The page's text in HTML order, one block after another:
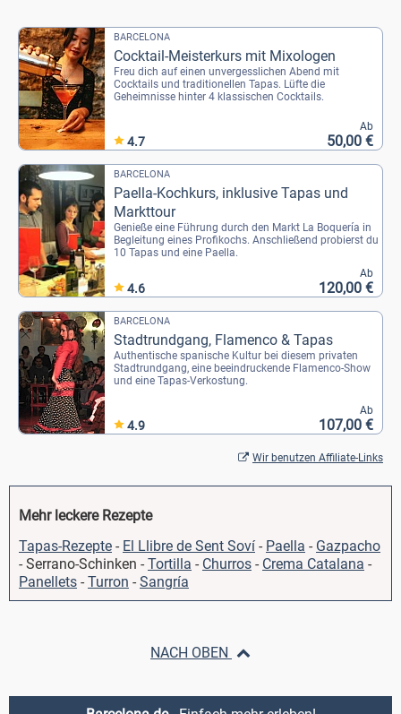
BARCELONA
Cocktail-Meisterkurs mit Mixologen
Freu dich auf einen unvergesslichen Abend mit
Cocktails und traditionellen Tapas. Lüfte die
Geheimnisse hinter 4 klassischen Cocktails.
4.7
Ab
50,00 €
BARCELONA
Paella-Kochkurs, inklusive Tapas und
Markttour
Genieße eine Führung durch den Markt La Boquería in
Begleitung eines Profikochs. Anschließend probierst du
10 Tapas und eine Paella.
4.6
Ab
120,00 €
BARCELONA
Stadtrundgang, Flamenco & Tapas
Authentische spanische Kultur bei diesem privaten
Stadtrundgang, eine beeindruckende Flamenco-Show
und eine Tapas-Verkostung.
4.9
Ab
107,00 €
Wir benutzen Affiliate-Links
Mehr leckere Rezepte
Tapas-Rezepte - El Llibre de Sent Soví - Paella - Gazpacho
- Serrano-Schinken - Tortilla - Churros - Crema Catalana -
Panellets - Turron - Sangría
NACH OBEN